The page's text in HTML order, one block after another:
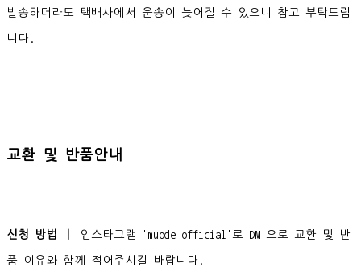
발송하더라도 택배사에서 운송이 늦어질 수 있으니 참고 부탁드립
니다.
교환 및 반품안내
신청 방법 ㅣ 인스타그램 'muode_official'로 DM 으로 교환 및 반
품 이유와 함께 적어주시길 바랍니다.